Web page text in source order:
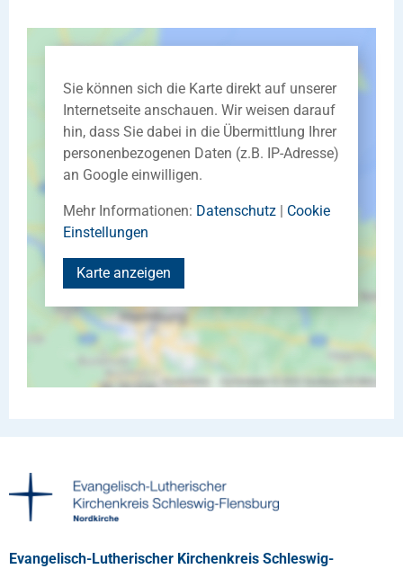
Sie können sich die Karte direkt auf unserer
Internetseite anschauen. Wir weisen darauf
hin, dass Sie dabei in die Übermittlung Ihrer
personenbezogenen Daten (z.B. IP-Adresse)
an Google einwilligen.
Mehr Informationen: Datenschutz | Cookie
Einstellungen
Karte anzeigen
Evangelisch-Lutherischer Kirchenkreis Schleswig-